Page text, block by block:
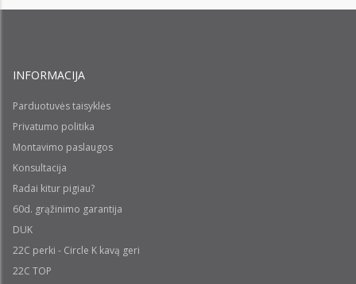
INFORMACIJA
Parduotuvės taisyklės
Privatumo politika
Montavimo paslaugos
Konsultacija
Radai kitur pigiau?
60d. grąžinimo garantija
DUK
22C perki - Circle K kavą geri
22C TOP